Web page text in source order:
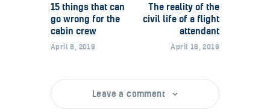
15 things that can
go wrong for the
cabin crew
April 8, 2019
The reality of the
civil life of a flight
attendant
April 16, 2019
Leave a comment